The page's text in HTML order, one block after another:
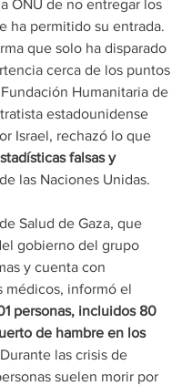
ONU de no entregar los
ha permitido su entrada.
que solo ha disparado
cerca de los puntos
Humanitaria de
estadounidense
Israel, rechazó lo que
falsas y
de las Naciones Unidas.
Salud de Gaza, que
gobierno del grupo
y cuenta con
médicos, informó el
personas, incluidos 80
de hambre en los
las crisis de
suelen morir por